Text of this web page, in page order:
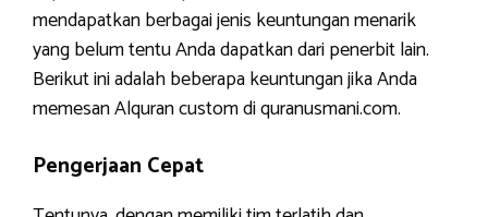
mendapatkan berbagai jenis keuntungan menarik
yang belum tentu Anda dapatkan dari penerbit lain.
Berikut ini adalah beberapa keuntungan jika Anda
memesan Alquran custom di quranusmani.com.
Pengerjaan Cepat